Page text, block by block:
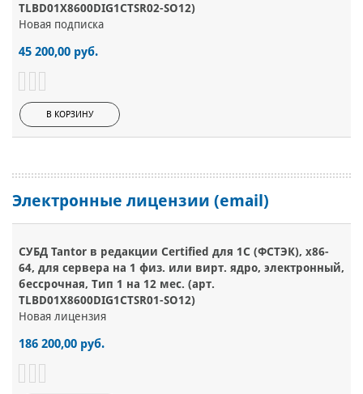
TLBD01Х8600DIG1CTSR02-SO12)
Новая подписка
45 200,00 руб.
В КОРЗИНУ
Электронные лицензии (email)
СУБД Tantor в редакции Certified для 1С (ФСТЭК), х86-
64, для сервера на 1 физ. или вирт. ядро, электронный,
бессрочная, Тип 1 на 12 мес. (арт.
TLBD01Х8600DIG1CTSR01-SO12)
Новая лицензия
186 200,00 руб.